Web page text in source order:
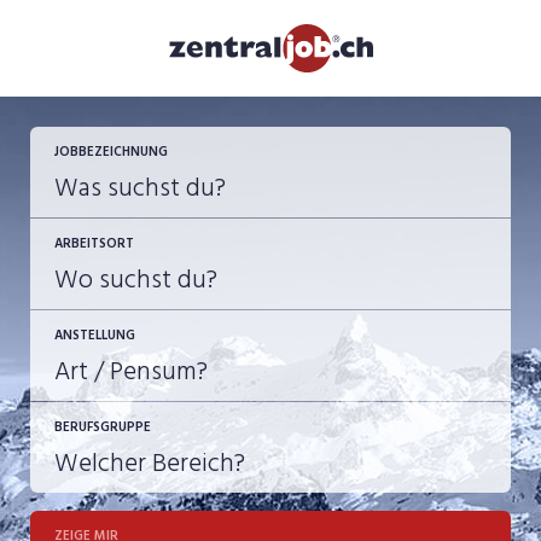
JOBBEZEICHNUNG
ARBEITSORT
ANSTELLUNG
JOB-TYP
10-100%
Festanstellung
BERUFSGRUPPE
ZEIGE MIR